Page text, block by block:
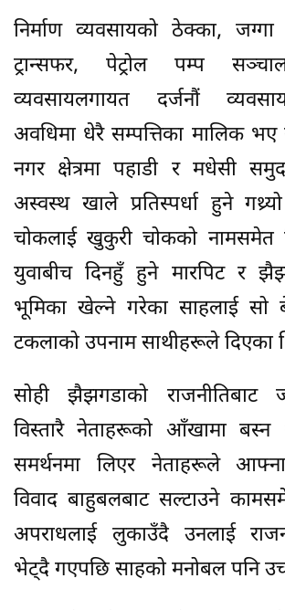
निर्माण व्यवसायको ठेक्का, जग्गा
ट्रान्सफर, पेट्रोल पम्प
व्यवसायलगायत दर्जनौं
अवधिमा धेरै सम्पत्तिका मालिक भए
नगर क्षेत्रमा पहाडी र मधेसी
अस्वस्थ खाले प्रतिस्पर्धा हुने
चोकलाई खुकुरी चोकको नामसमेत
युवाबीच दिनहुँ हुने मारपिट र
भूमिका खेल्ने गरेका साहलाई
टकलाको उपनाम साथीहरूले दिएका
सोही झैझगडाको राजनीतिबाट
विस्तारै नेताहरूको आँखामा बस्न
समर्थनमा लिएर नेताहरूले आफ्ना
विवाद बाहुबलबाट सल्टाउने
अपराधलाई लुकाउँदै उनलाई
भेट्दै गएपछि साहको मनोबल पनि